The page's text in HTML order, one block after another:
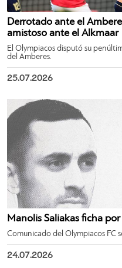
Derrotado ante el
amistoso ante el Alkmaar
El Olympiacos disputó su
del Amberes.
25.07.2026
Manolis Saliakas ficha
Comunicado del Olympiacos FC
24.07.2026